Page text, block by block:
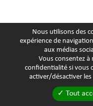
Nous utilisons des
expérience de
aux médias
Vous consentez à
confidentialitési vous
activer/désactiver les
Tout